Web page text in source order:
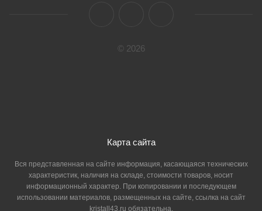
© 2026
Карта сайта
Вся представленная на сайте информация, касающаяся технических
характеристик, наличия на складе, стоимости товаров, носит
информационный характер. При копировании и последующем
использовании материалов, размещенных на сайте, ссылка на сайт
kristall43.ru обязательна.